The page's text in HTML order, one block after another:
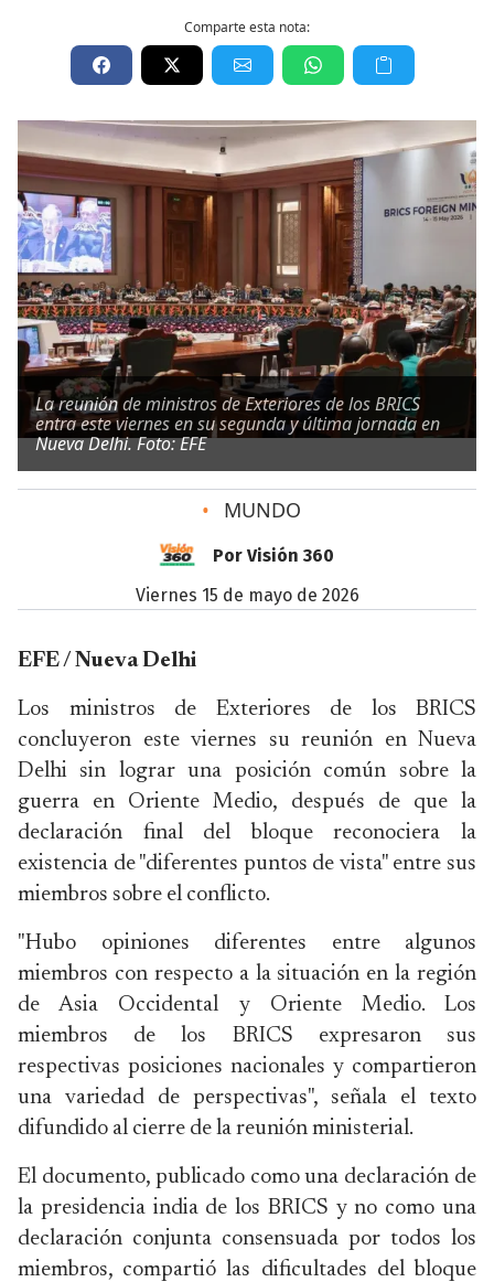
Comparte esta nota:
La reunión de ministros de Exteriores de los BRICS
entra este viernes en su segunda y última jornada en
Nueva Delhi. Foto: EFE
• MUNDO
Por Visión 360
viernes 15 de mayo de 2026
EFE / Nueva Delhi
Los ministros de Exteriores de los BRICS
concluyeron este viernes su reunión en Nueva
Delhi sin lograr una posición común sobre la
guerra en Oriente Medio, después de que la
declaración final del bloque reconociera la
existencia de "diferentes puntos de vista" entre sus
miembros sobre el conflicto.
"Hubo opiniones diferentes entre algunos
miembros con respecto a la situación en la región
de Asia Occidental y Oriente Medio. Los
miembros de los BRICS expresaron sus
respectivas posiciones nacionales y compartieron
una variedad de perspectivas", señala el texto
difundido al cierre de la reunión ministerial.
El documento, publicado como una declaración de
la presidencia india de los BRICS y no como una
declaración conjunta consensuada por todos los
miembros, compartió las dificultades del bloque